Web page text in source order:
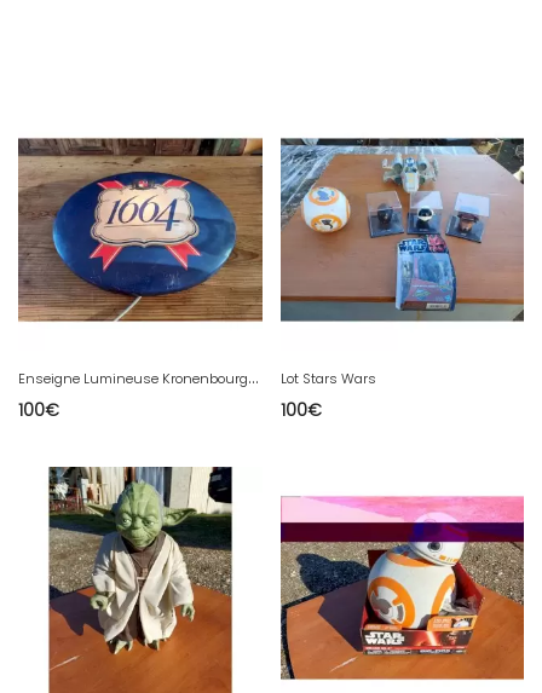
E
nseigne Lumineuse Kronenbourg 1664
100€
Lot Stars Wars
100€